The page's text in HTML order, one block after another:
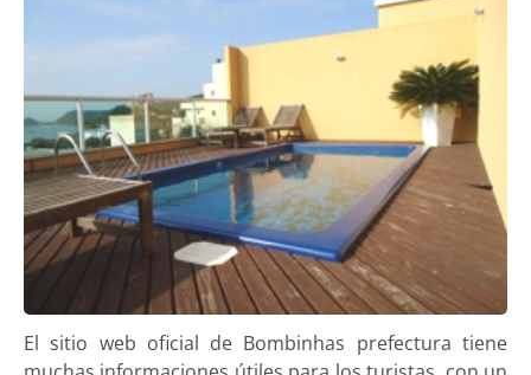
El sitio web oficial de Bombinhas prefectura tiene